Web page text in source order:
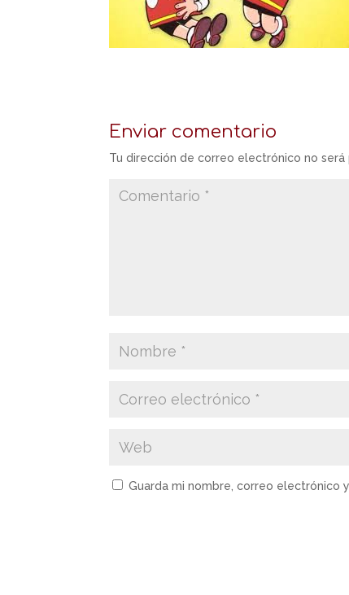
Enviar comentario
Tu dirección de correo electrónico no será
Guarda mi nombre, correo electrónico